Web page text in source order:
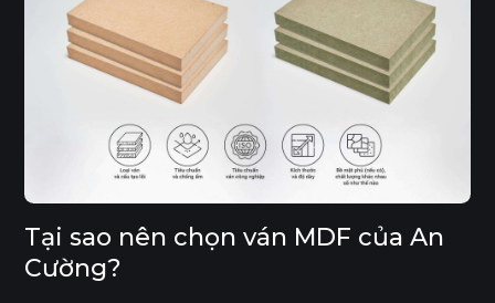
Tại sao nên chọn ván MDF của An
Cường?